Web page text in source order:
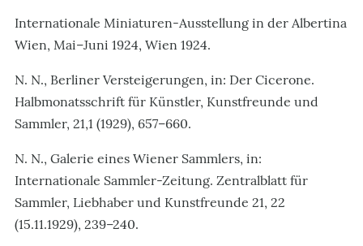
Internationale Miniaturen-Ausstellung in der Albertina
Wien, Mai–Juni 1924, Wien 1924.
N. N., Berliner Versteigerungen, in: Der Cicerone.
Halbmonatsschrift für Künstler, Kunstfreunde und
Sammler, 21,1 (1929), 657–660.
N. N., Galerie eines Wiener Sammlers, in:
Internationale Sammler-Zeitung. Zentralblatt für
Sammler, Liebhaber und Kunstfreunde 21, 22
(15.11.1929), 239–240.